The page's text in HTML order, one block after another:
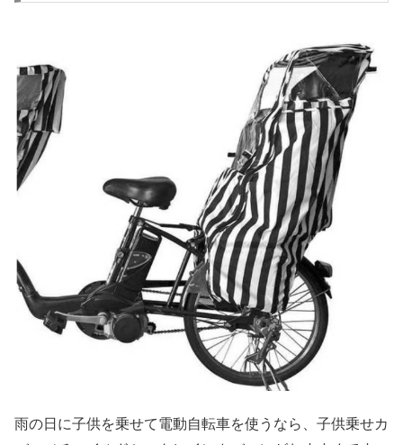
雨の日に子供を乗せて電動自転車を使うなら、子供乗せカ